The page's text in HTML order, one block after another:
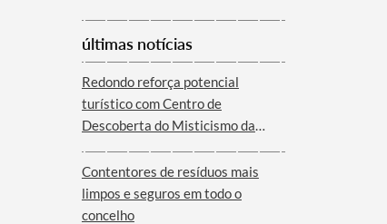
últimas notícias
Redondo reforça potencial
turístico com Centro de
Descoberta do Misticismo da
Contentores de resíduos mais
limpos e seguros em todo o
concelho